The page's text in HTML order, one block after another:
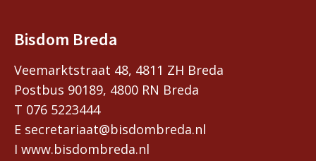
Bisdom Breda
Veemarktstraat 48, 4811 ZH Breda
Postbus 90189, 4800 RN Breda
T 076 5223444
E secretariaat@bisdombreda.nl
I www.bisdombreda.nl